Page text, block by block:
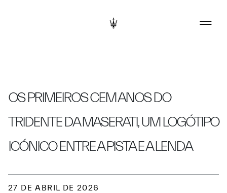
OS PRIMEIROS CEM ANOS DO
TRIDENTE DA MASERATI, UM LOGÓTIPO
ICÓNICO ENTRE A PISTA E A LENDA
27 DE ABRIL DE 2026